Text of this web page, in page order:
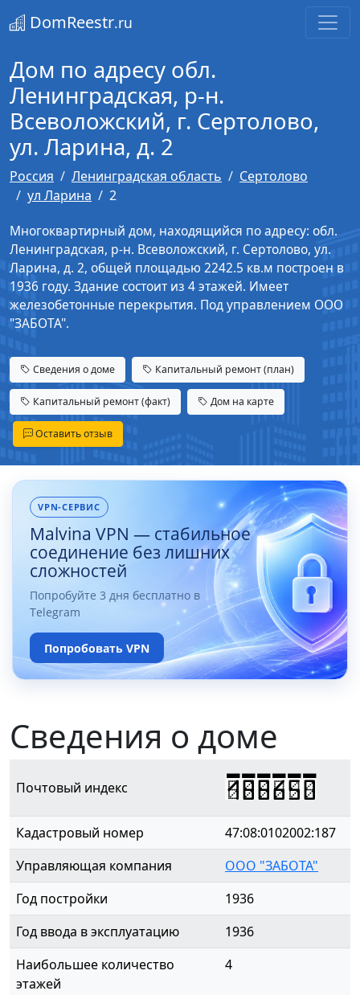
DomReestr.ru
Дом по адресу обл.
Ленинградская, р-н.
Всеволожский, г. Сертолово,
ул. Ларина, д. 2
Россия Ленинградская область
Сертолово
ул Ларина
2
Многоквартирный дом, находящийся по адресу: обл.
Ленинградская, р-н. Всеволожский, г. Сертолово, ул.
Ларина, д. 2, общей площадью 2242.5 кв.м построен в
1936 году. Здание состоит из 4 этажей. Имеет
железобетонные перекрытия. Под управлением ООО
"ЗАБОТА".
Сведения о доме Капитальный ремонт (план)
Капитальный ремонт (факт) Дом на карте
Оставить отзыв
VPN-СЕРВИС
Malvina VPN — стабильное
соединение без лишних
сложностей
Попробуйте 3 дня бесплатно в
Telegram
Попробовать VPN
Сведения о доме
Почтовый индекс 188650
Кадастровый номер
47:08:0102002:187
Управляющая компания
ООО "ЗАБОТА"
Год постройки
1936
Год ввода в эксплуатацию
1936
Наибольшее количество
этажей
4